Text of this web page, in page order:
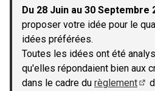
−
Du 28 Juin au 30 Septembre
proposer votre idée pour le
idées préférées.
Toutes les idées ont été
qu'elles répondaient bien aux
dans le cadre du règlement